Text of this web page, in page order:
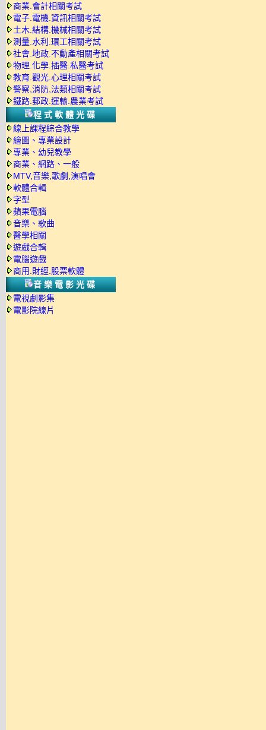
商業.會計相關考試
電子.電機.資訊相關考試
土木.結構.機械相關考試
測量.水利.環工相關考試
社會.地政.不動產相關考試
物理.化學.插醫.私醫考試
教育.觀光.心理相關考試
警察,消防,法類相關考試
鐵路.郵政.運輸.農業考試
程式軟體光碟
線上課程綜合教學
繪圖、專業設計
專業、幼兒教學
商業、網路、一般
MTV,音樂,歌劇,演唱會
軟體合輯
字型
蘋果電腦
音樂、歌曲
醫學相關
遊戲合輯
電腦遊戲
商用.財經.股票軟體
音樂電影光碟
電視劇影集
電影院線片